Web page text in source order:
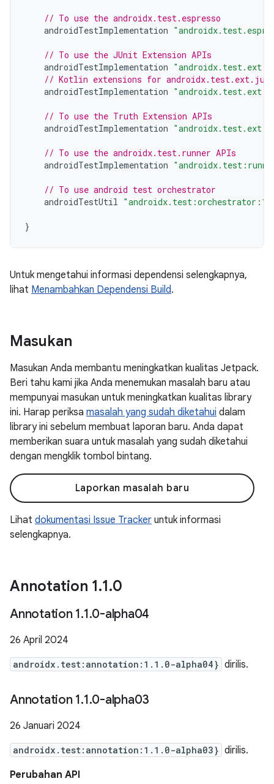
// To use the androidx.test.espresso
androidTestImplementation
// To use the JUnit Extension APIs
androidTestImplementation
// Kotlin extensions for
androidTestImplementation
// To use the Truth Extension APIs
androidTestImplementation
// To use the androidx.test.runner APIs
androidTestImplementation
// To use android test orchestrator
androidTestUtil
}
Untuk mengetahui informasi dependensi selengkapnya,
lihat Menambahkan Dependensi Build.
Masukan
Masukan Anda membantu meningkatkan kualitas Jetpack.
Beri tahu kami jika Anda menemukan masalah baru atau
mempunyai masukan untuk meningkatkan kualitas library
ini. Harap periksa masalah yang sudah diketahui dalam
library ini sebelum membuat laporan baru. Anda dapat
memberikan suara untuk masalah yang sudah diketahui
dengan mengklik tombol bintang.
Laporkan masalah baru
Lihat dokumentasi Issue Tracker untuk informasi
selengkapnya.
Annotation 1.1.0
Annotation 1.1.0-alpha04
26 April 2024
androidx.test:annotation:1.1.0-alpha04} dirilis.
Annotation 1.1.0-alpha03
26 Januari 2024
androidx.test:annotation:1.1.0-alpha03} dirilis.
Perubahan API